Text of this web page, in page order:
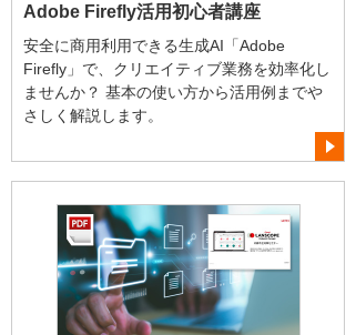
Adobe Firefly活用初心者講座
安全に商用利用できる生成AI「Adobe
Firefly」で、クリエイティブ業務を効率化し
ませんか？ 基本の使い方から活用例までや
さしく解説します。